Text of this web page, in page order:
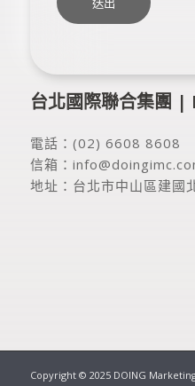
台北國際聯合集團
電話： (02) 6608 8608
信箱：
地址： 台北市中山區建國
Copyright © 2025 DOING